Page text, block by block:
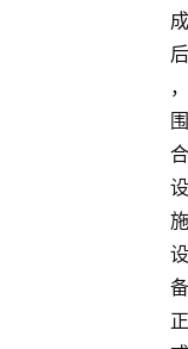
成
后
，
围
合
设
施
设
备
正